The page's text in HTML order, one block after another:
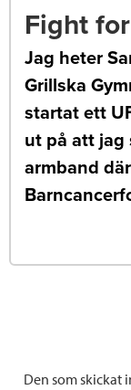
Fight
Jag heter
Grillska
startat ett
ut på att jag
armband
Den som skickat